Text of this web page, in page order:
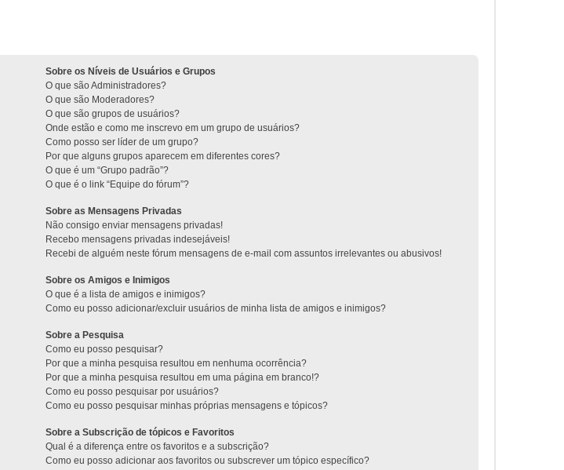
Sobre os Níveis de Usuários e Grupos
O que são Administradores?
O que são Moderadores?
O que são grupos de usuários?
Onde estão e como me inscrevo em um grupo de usuários?
Como posso ser líder de um grupo?
Por que alguns grupos aparecem em diferentes cores?
O que é um “Grupo padrão”?
O que é o link “Equipe do fórum”?
Sobre as Mensagens Privadas
Não consigo enviar mensagens privadas!
Recebo mensagens privadas indesejáveis!
Recebi de alguém neste fórum mensagens de e-mail com assuntos irrelevantes ou abusivos!
Sobre os Amigos e Inimigos
O que é a lista de amigos e inimigos?
Como eu posso adicionar/excluir usuários de minha lista de amigos e inimigos?
Sobre a Pesquisa
Como eu posso pesquisar?
Por que a minha pesquisa resultou em nenhuma ocorrência?
Por que a minha pesquisa resultou em uma página em branco!?
Como eu posso pesquisar por usuários?
Como eu posso pesquisar minhas próprias mensagens e tópicos?
Sobre a Subscrição de tópicos e Favoritos
Qual é a diferença entre os favoritos e a subscrição?
Como eu posso adicionar aos favoritos ou subscrever um tópico específico?